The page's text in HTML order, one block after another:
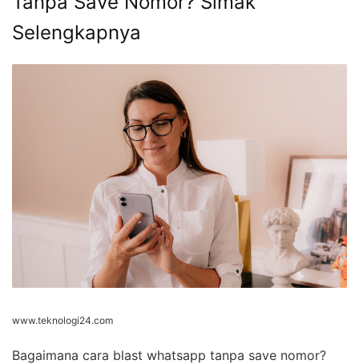
Selengkapnya
www.teknologi24.com
Bagaimana cara blast whatsapp tanpa save nomor?